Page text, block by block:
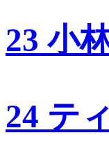
23 小
24 テ